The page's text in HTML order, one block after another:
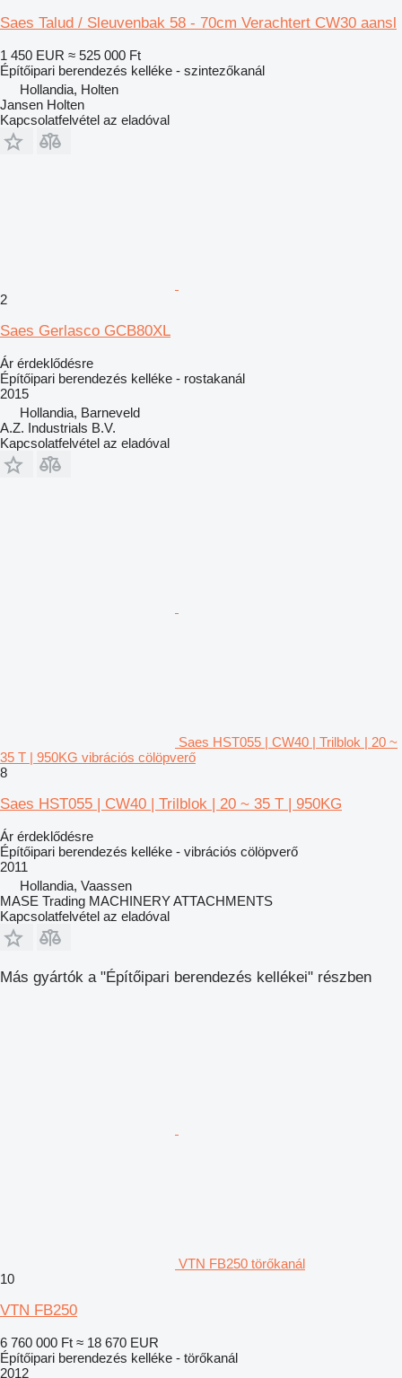
Saes Talud / Sleuvenbak 58 - 70cm Verachtert CW30 aansl
1 450 EUR ≈ 525 000 Ft
Építőipari berendezés kelléke - szintezőkanál
Hollandia, Holten
Jansen Holten
Kapcsolatfelvétel az eladóval
2
Saes Gerlasco GCB80XL
Ár érdeklődésre
Építőipari berendezés kelléke - rostakanál
2015
Hollandia, Barneveld
A.Z. Industrials B.V.
Kapcsolatfelvétel az eladóval
Saes HST055 | CW40 | Trilblok | 20 ~
35 T | 950KG vibrációs cölöpverő
8
Saes HST055 | CW40 | Trilblok | 20 ~ 35 T | 950KG
Ár érdeklődésre
Építőipari berendezés kelléke - vibrációs cölöpverő
2011
Hollandia, Vaassen
MASE Trading MACHINERY ATTACHMENTS
Kapcsolatfelvétel az eladóval
Más gyártók a "Építőipari berendezés kellékei" részben
VTN FB250 törőkanál
10
VTN FB250
6 760 000 Ft ≈ 18 670 EUR
Építőipari berendezés kelléke - törőkanál
2012